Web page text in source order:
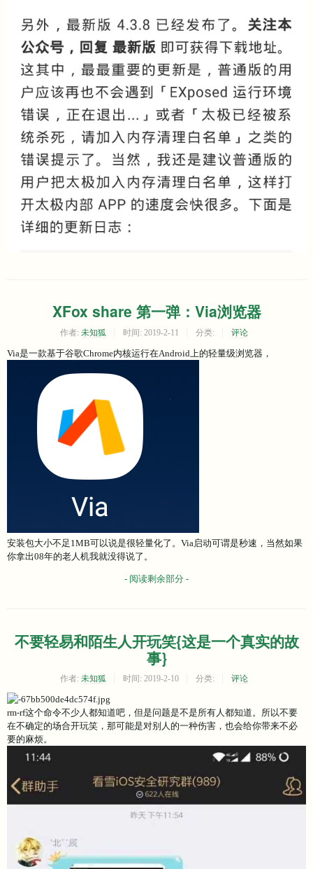
XFox share 第一弹：Via浏览器
作者: 未知狐 时间: 2019-2-11 分类: 评论
Via是一款基于谷歌Chrome内核运行在Android上的轻量级浏览器，
安装包大小不足1MB可以说是很轻量化了。Via启动可谓是秒速，当然如果
你拿出08年的老人机我就没得说了。
- 阅读剩余部分 -
不要轻易和陌生人开玩笑{这是一个真实的故
事}
作者: 未知狐 时间: 2019-2-10 分类: 评论
rm-rf这个命令不少人都知道吧，但是问题是不是所有人都知道。所以不要
在不确定的场合开玩笑，那可能是对别人的一种伤害，也会给你带来不必
要的麻烦。